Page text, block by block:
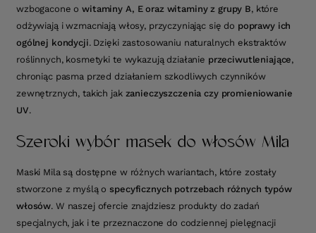
wzbogacone owitaminy A, E oraz witaminy z grupy B, które
odżywiają i wzmacniają włosy, przyczyniając się do poprawy ich
ogólnej kondycji. Dzięki zastosowaniu naturalnych ekstraktów
roślinnych, kosmetyki te wykazują działanie przeciwutleniające,
chroniąc pasma przed działaniem szkodliwych czynników
zewnętrznych, takich jak zanieczyszczenia czy promieniowanie
UV.
Szeroki wybór masek do włosów Mila
Maski Mila są dostępne w różnych wariantach, które zostały
stworzone z myślą ospecyficznych potrzebach różnych typów
włosów. W naszej ofercie znajdziesz produkty do zadań
specjalnych, jak i te przeznaczone do codziennej pielęgnacji